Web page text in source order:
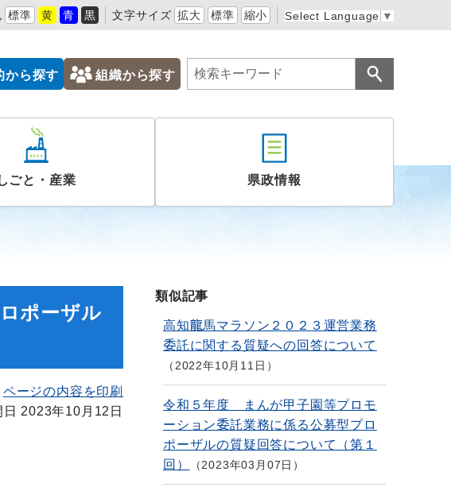
標準 黄 青 黒 文字サイズ 拡大 標準 縮小 Select Language ▼
から探す 組織から探す
ごと・産業 県政情報
ポーザル
ページの内容を印刷
日 2023年10月12日
類似記事
高知龍馬マラソン２０２３運営業務
委託に関する質疑への回答について
2022年10月11日
令和５年度 まんが甲子園等プロモ
ーション委託業務に係る公募型プロ
ポーザルの質疑回答について（第１
回）
2023年03月07日